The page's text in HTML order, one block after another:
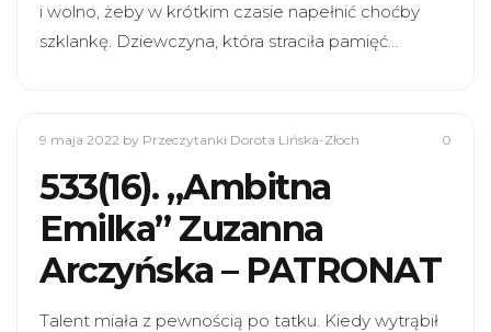
i wolno, żeby w krótkim czasie napełnić choćby
szklankę. Dziewczyna, która straciła pamięć…
9 maja 2022 by Przeczytanki Dorota Lińska-Złoch 0
533(16). „Ambitna
Emilka” Zuzanna
Arczyńska – PATRONAT
Talent miała z pewnością po tatku. Kiedy wytrąbił